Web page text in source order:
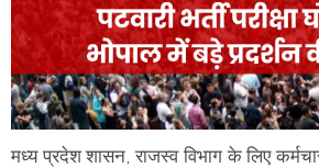
मध्य प्रदेश शासन, राजस्व विभाग के लिए